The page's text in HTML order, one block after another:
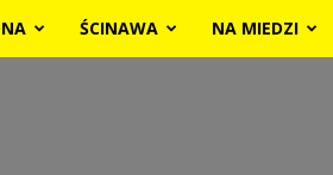
ŚCINAWA NA MIEDZI